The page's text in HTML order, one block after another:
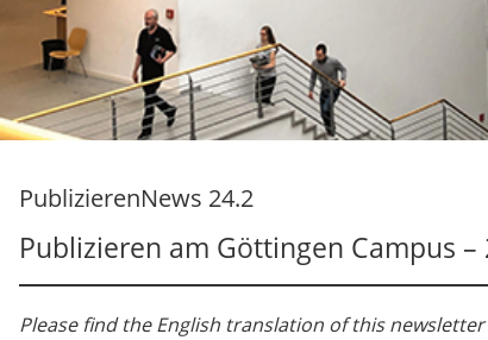
PublizierenNews 24.2
Publizieren am Göttingen Campus –
Please find the English translation of this